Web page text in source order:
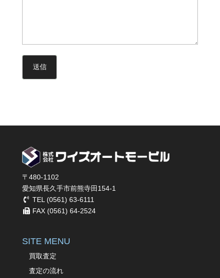
〒480-1102
愛知県長久手市前熊寺田154-1
TEL (0561) 63-6111
FAX (0561) 64-2524
SITE MENU
買取査定
査定の流れ